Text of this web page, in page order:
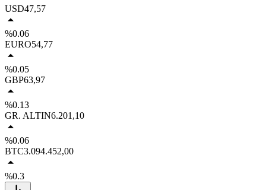
USD47,57
%0.06
EURO54,77
%0.05
GBP63,97
%0.13
GR. ALTIN6.201,10
%0.06
BTC3.094.452,00
%0.3